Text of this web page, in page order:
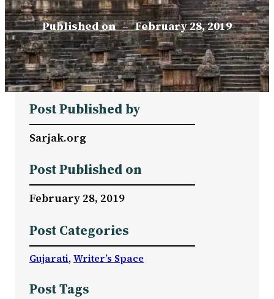
Published on – February 28, 2019
Post Published by
Sarjak.org
Post Published on
February 28, 2019
Post Categories
Gujarati, Writer’s Space
Post Tags